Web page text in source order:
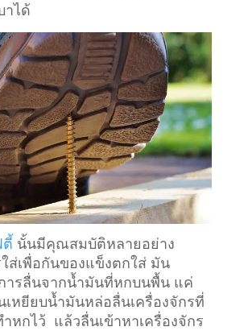
าได้
ตี้ นั้นมีคุณสมบัติหลายอย่าง
ส่เพื่อกันของแข็งตกใส่ มัน
ารลื่นจากน้ำมันที่หกบนพื้น แค่
เหยียบน้ำมันหล่อลื่นเครื่องจักรที่
หกไว้ แล้วลื่นเข้าหาเครื่องจักร